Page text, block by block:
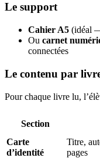
Le support
Cahier A5 (idéal
Ou carnet
connectées
Le contenu par
Pour chaque livre lu,
Section
Carte
d’identité
Titre,
pages